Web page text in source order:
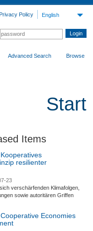
English
Policy
Advanced Search Browse
Start
Items
resilienter
23
verschärfenden Klimafolgen,
sowie autoritären Griffen
Economies